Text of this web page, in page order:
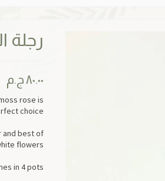
رجلة
٨٠.٠٠ ج.م
rose is
choice.
and best of
flowers.
in 4 pots.